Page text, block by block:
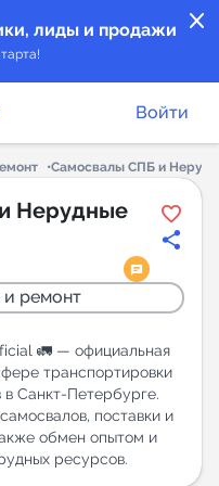
close
лиды и продажи
в Telegram
Войти
Самосвалы СПБ и
Нерудные
и ремонт
🚛 — официальная
транспортировки
Санкт-Петербурге.
поставки и
обмен опытом и
ресурсов.